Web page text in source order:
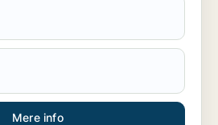
Mere info